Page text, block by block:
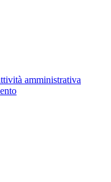
amministrativa